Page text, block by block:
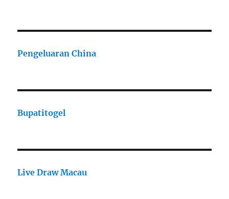
Pengeluaran China
Bupatitogel
Live Draw Macau